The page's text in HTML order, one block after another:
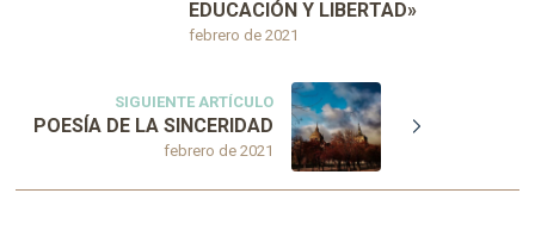
febrero de 2021
EDUCACIÓN Y LIBERTAD»
SIGUIENTE ARTÍCULO
febrero de 2021
POESÍA DE LA SINCERIDAD